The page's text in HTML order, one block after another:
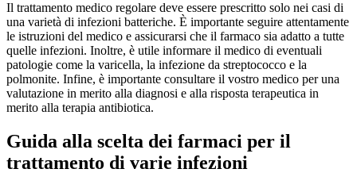
Il trattamento medico regolare deve essere prescritto solo nei casi di
una varietà di infezioni batteriche. È importante seguire attentamente
le istruzioni del medico e assicurarsi che il farmaco sia adatto a tutte
quelle infezioni. Inoltre, è utile informare il medico di eventuali
patologie come la varicella, la infezione da streptococco e la
polmonite. Infine, è importante consultare il vostro medico per una
valutazione in merito alla diagnosi e alla risposta terapeutica in
merito alla terapia antibiotica.
Guida alla scelta dei farmaci per il
trattamento di varie infezioni